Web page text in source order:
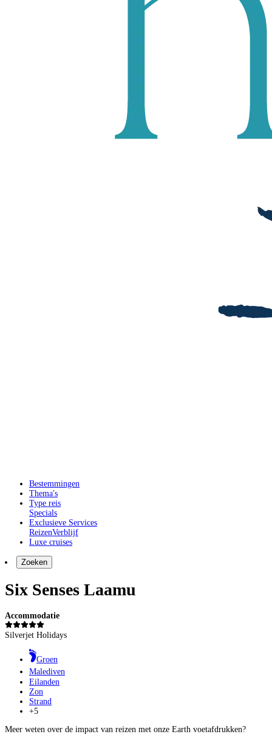
Bestemmingen
Thema's
Type reis
Specials
Exclusieve Services
ReizenVerblijf
Luxe cruises
Zoeken
Six Senses Laamu
Accommodatie
Silverjet Holidays
Groen
Malediven
Eilanden
Zon
Strand
+5
Meer weten over de impact van reizen met onze Earth voetafdrukken?